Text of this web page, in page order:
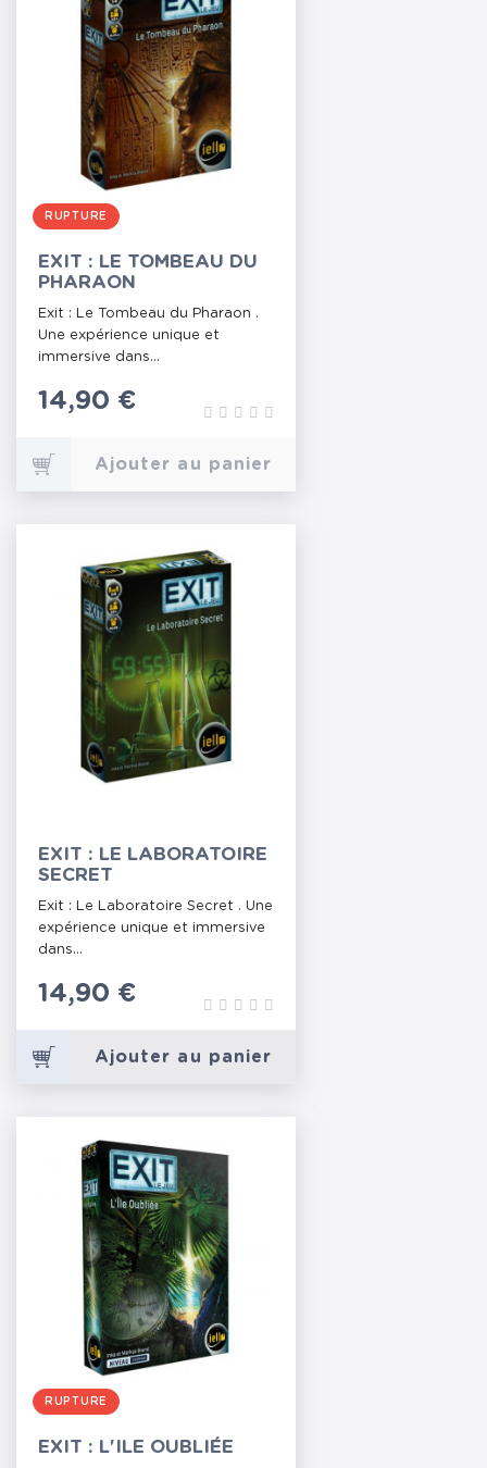
RUPTURE
EXIT : LE TOMBEAU DU
PHARAON
Exit : Le Tombeau du Pharaon .
Une expérience unique et
immersive dans...
Prix
14,90 €
Ajouter au panier
EXIT : LE LABORATOIRE
SECRET
Exit : Le Laboratoire Secret . Une
expérience unique et immersive
dans...
Prix
14,90 €
Ajouter au panier
RUPTURE
EXIT : L'ILE OUBLIÉE